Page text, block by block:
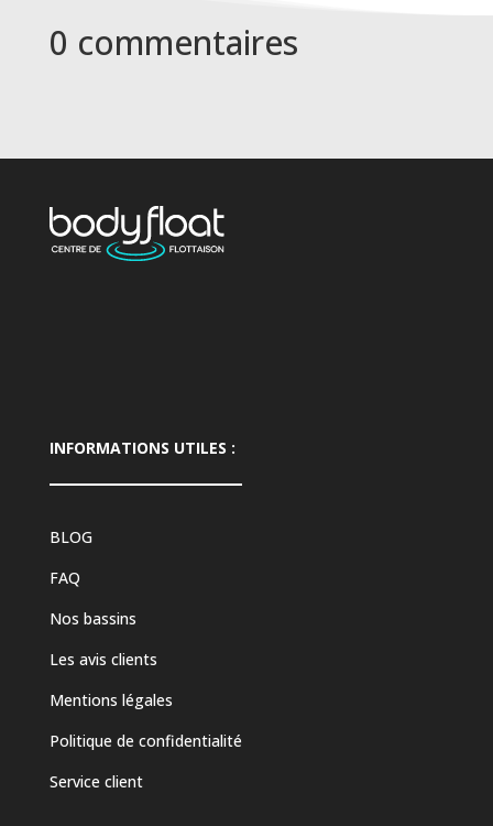
0 commentaires
INFORMATIONS UTILES :
BLOG
FAQ
Nos bassins
Les avis clients
Mentions légales
Politique de confidentialité
Service client